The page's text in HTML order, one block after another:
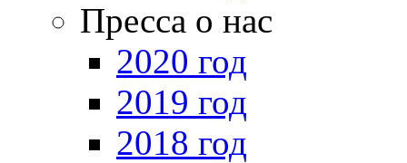
Пресса о нас
2020 год
2019 год
2018 год